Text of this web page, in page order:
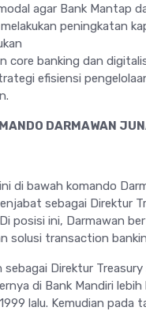
agar Bank Mantap
peningkatan
core banking dan
efisiensi
DARMAWAN
di bawah komando
sebagai Direktur
posisi ini, Darmawan
solusi transaction
sebagai Direktur
di Bank Mandiri
lalu. Kemudian pada